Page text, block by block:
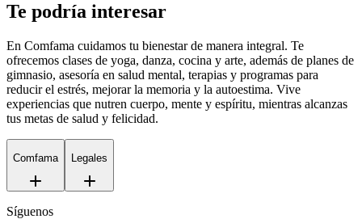
Te podría interesar
En Comfama cuidamos tu bienestar de manera integral. Te
ofrecemos clases de yoga, danza, cocina y arte, además de planes de
gimnasio, asesoría en salud mental, terapias y programas para
reducir el estrés, mejorar la memoria y la autoestima. Vive
experiencias que nutren cuerpo, mente y espíritu, mientras alcanzas
tus metas de salud y felicidad.
Comfama Legales
Síguenos